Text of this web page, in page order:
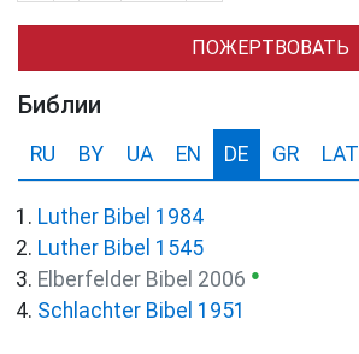
ПОЖЕРТВОВАТЬ
Библии
RU BY UA EN DE GR LAT
Luther Bibel 1984
Luther Bibel 1545
Elberfelder Bibel 2006 ●
Schlachter Bibel 1951